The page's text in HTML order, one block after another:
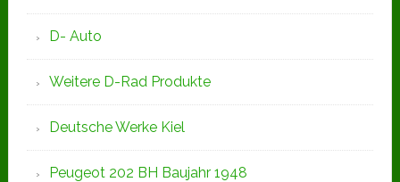
D- Auto
Weitere D-Rad Produkte
Deutsche Werke Kiel
Peugeot 202 BH Baujahr 1948